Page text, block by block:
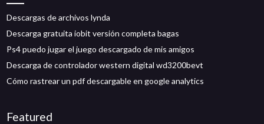
Descargas de archivos lynda
Descarga gratuita iobit versión completa bagas
Ps4 puedo jugar el juego descargado de mis amigos
Descarga de controlador western digital wd3200bevt
Cómo rastrear un pdf descargable en google analytics
Featured